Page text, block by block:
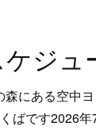
ケジュ
にある空中
ばです2026